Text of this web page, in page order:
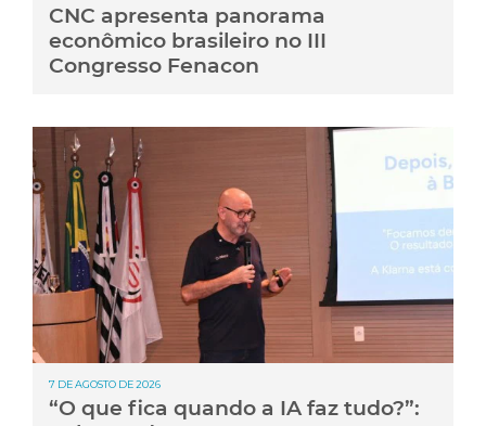
CNC apresenta panorama
econômico brasileiro no III
Congresso Fenacon
7 DE AGOSTO DE 2026
“O que fica quando a IA faz tudo?”: